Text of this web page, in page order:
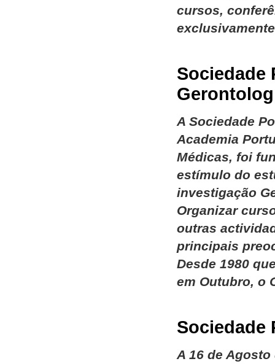
cursos,
Sociedade
A Sociedade
Academia
Médicas, foi
estímulo do
investigação
Organizar
outras
principais
Desde 1980
em Outubro, o
Sociedade
A 16 de